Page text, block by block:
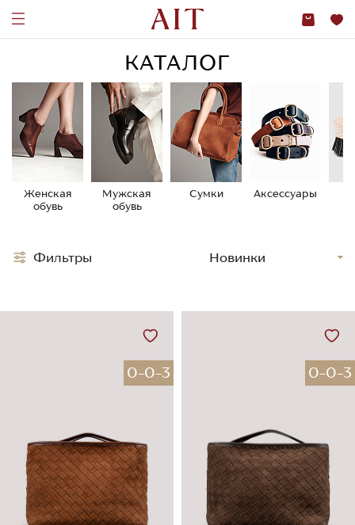
КАТАЛОГ
Женская
обувь
Мужская
обувь
Сумки Аксессуары
0-0-3 0-0-3
Фильтры